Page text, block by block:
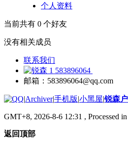
个人资料
当前共有 0 个好友
没有相关成员
联系我们
583896064
邮箱：583896064@qq.com
|Archiver|手机版|小黑屋|锐森
GMT+8, 2026-8-6 12:31 , Processed
返回顶部